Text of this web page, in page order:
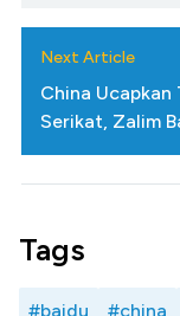
Next Article
China Ucapkan
Serikat, Zalim
Tags
#baidu #china